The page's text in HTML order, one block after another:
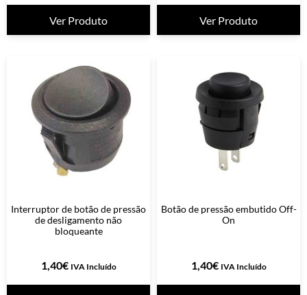
Ver Produto Ver Produto
Interruptor de botão de pressão
de desligamento não
bloqueante
1,40€ IVA Incluído
Botão de pressão embutido Off-
On
1,40€ IVA Incluído